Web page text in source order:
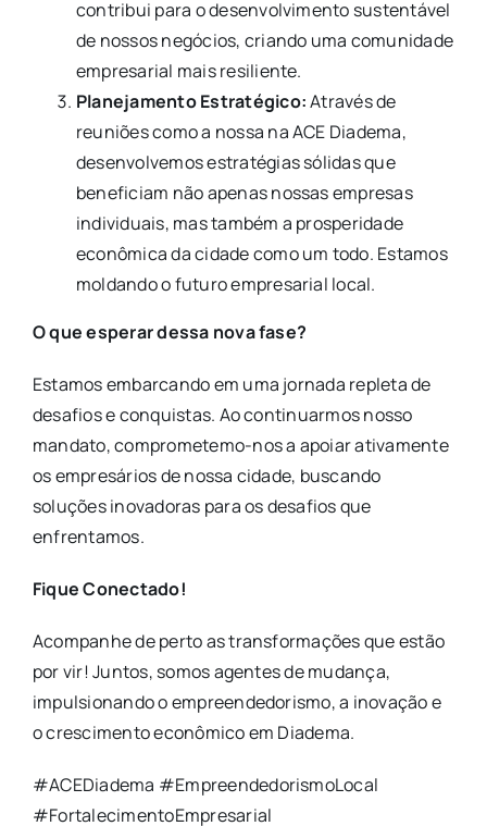
contribui para o desenvolvimento sustentável
de nossos negócios, criando uma comunidade
empresarial mais resiliente.
Planejamento Estratégico:Através de
reuniões como a nossa na ACE Diadema,
desenvolvemos estratégias sólidas que
beneficiam não apenas nossas empresas
individuais, mas também a prosperidade
econômica da cidade como um todo. Estamos
moldando o futuro empresarial local.
O que esperar dessa nova fase?
Estamos embarcando em uma jornada repleta de
desafios e conquistas. Ao continuarmos nosso
mandato, comprometemo-nos a apoiar ativamente
os empresários de nossa cidade, buscando
soluções inovadoras para os desafios que
enfrentamos.
Fique Conectado!
Acompanhe de perto as transformações que estão
por vir! Juntos, somos agentes de mudança,
impulsionando o empreendedorismo, a inovação e
o crescimento econômico em Diadema.
#ACEDiadema #EmpreendedorismoLocal
#FortalecimentoEmpresarial